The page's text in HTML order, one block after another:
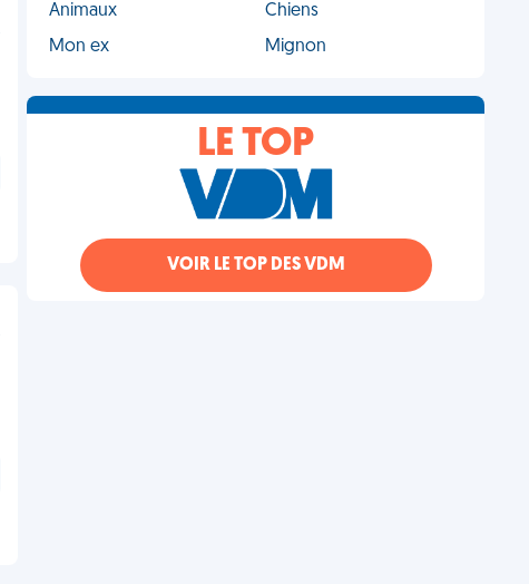
Animaux
Chiens
Mon ex
Mignon
LE TOP
VOIR LE TOP DES VDM